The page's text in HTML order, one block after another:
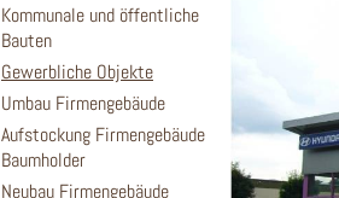
Kommunale und öffentliche
Bauten
Gewerbliche Objekte
Umbau Firmengebäude
Aufstockung Firmengebäude
Baumholder
Neubau Firmengebäude